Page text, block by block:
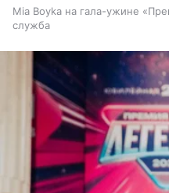
Mia Boyka на гала-ужине
служба